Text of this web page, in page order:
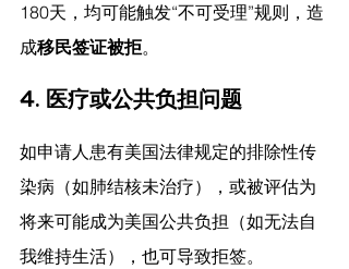
180天，均可能触发“不可受理”规则，造
成移民签证被拒。
4. 医疗或公共负担问题
如申请人患有美国法律规定的排除性传
染病（如肺结核未治疗），或被评估为
将来可能成为美国公共负担（如无法自
我维持生活），也可导致拒签。